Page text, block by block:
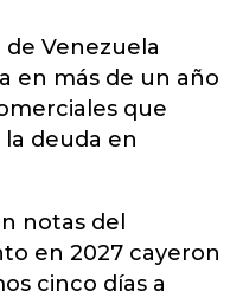
Venezuela
en más de un año
que
deuda en
notas del
en 2027 cayeron
cinco días a